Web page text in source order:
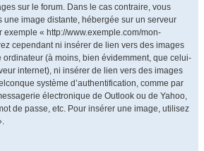
sur le forum. Dans le cas contraire, vous
une image distante, hébergée sur un serveur
« http://www.exemple.com/mon-
cependant ni insérer de lien vers des images
ordinateur (à moins, bien évidemment, que celui-
internet), ni insérer de lien vers des images
système d’authentification, comme par
électronique de Outlook ou de Yahoo,
de passe, etc. Pour insérer une image, utilisez